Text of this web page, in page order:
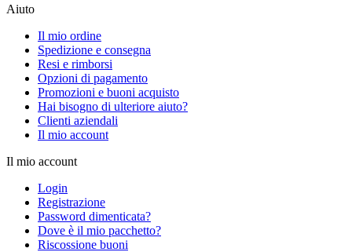
Aiuto
Il mio ordine
Spedizione e consegna
Resi e rimborsi
Opzioni di pagamento
Promozioni e buoni acquisto
Hai bisogno di ulteriore aiuto?
Clienti aziendali
Il mio account
Il mio account
Login
Registrazione
Password dimenticata?
Dove è il mio pacchetto?
Riscossione buoni